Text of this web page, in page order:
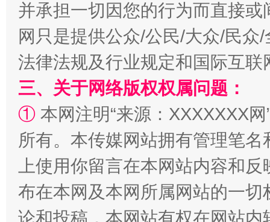
事关残疾人未来5年
并承担一切因您的行为而直接
网只是提供公众/公民/大众/民
法律法规及行业规定和国际互
三、关于网络版权权属问题：
① 本网注明“来源：XXXXXXX
所有。本传媒网站拥有管理笔
上使用你留言在本网站内容和
布在本网及本网所属网站的一
论和投稿，本网站有权在网站